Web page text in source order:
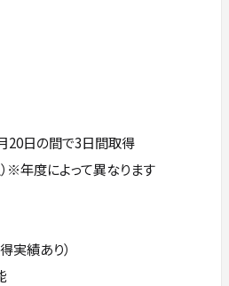
⽇の間で3⽇間取得
※年度によって異なります
実績あり）